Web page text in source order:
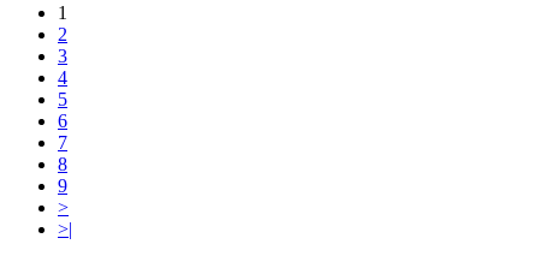
1
2
3
4
5
6
7
8
9
>
>|